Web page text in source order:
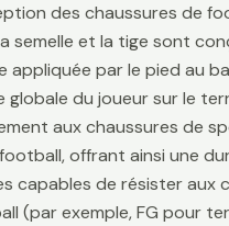
des chaussures de
et la tige sont
par le pied au
du joueur sur le
aux chaussures de
offrant ainsi une
capables de résister aux
(par exemple, FG pour